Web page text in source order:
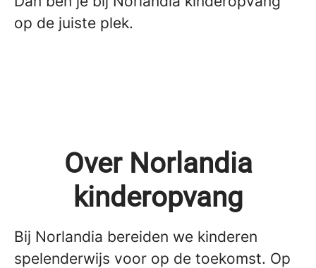
op de juiste plek.
Over Norlandia
kinderopvang
Bij Norlandia bereiden we kinderen
spelenderwijs voor op de toekomst. Op